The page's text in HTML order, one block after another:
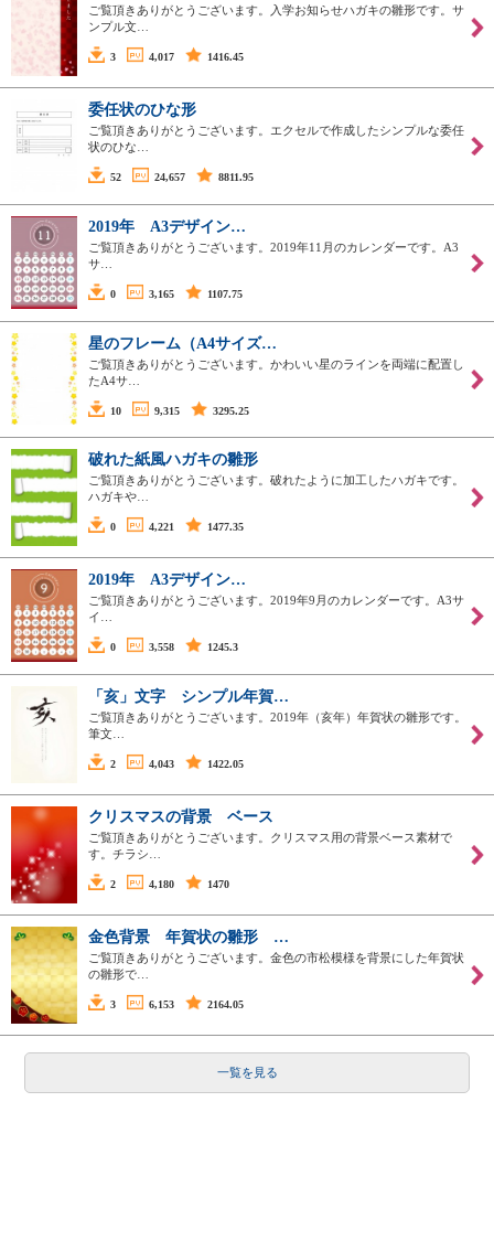
ご覧頂きありがとうございます。入学お知らせハガキの雛形です。サ
ンプル文…
3 4,017 1416.45
委任状のひな形
ご覧頂きありがとうございます。エクセルで作成したシンプルな委任
状のひな…
52 24,657 8811.95
2019年 A3デザイン…
ご覧頂きありがとうございます。2019年11月のカレンダーです。A3
サ…
0 3,165 1107.75
星のフレーム（A4サイズ…
ご覧頂きありがとうございます。かわいい星のラインを両端に配置し
たA4サ…
10 9,315 3295.25
破れた紙風ハガキの雛形
ご覧頂きありがとうございます。破れたように加工したハガキです。
ハガキや…
0 4,221 1477.35
2019年 A3デザイン…
ご覧頂きありがとうございます。2019年9月のカレンダーです。A3サ
イ…
0 3,558 1245.3
「亥」文字 シンプル年賀…
ご覧頂きありがとうございます。2019年（亥年）年賀状の雛形です。
筆文…
2 4,043 1422.05
クリスマスの背景 ベース
ご覧頂きありがとうございます。クリスマス用の背景ベース素材で
す。チラシ…
2 4,180 1470
金色背景 年賀状の雛形 …
ご覧頂きありがとうございます。金色の市松模様を背景にした年賀状
の雛形で…
3 6,153 2164.05
一覧を見る